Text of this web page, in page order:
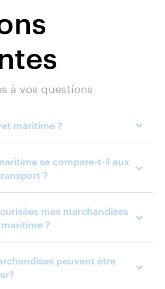
à vos questions
maritime ?
se compare-t-il aux
?
mes marchandises
?
peuvent être